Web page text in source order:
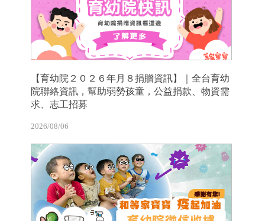
【育幼院２０２６年月８捐贈資訊】｜全台育幼
院聯絡資訊，幫助弱勢孩童，公益捐款、物資需
求、志工招募
2026/08/06